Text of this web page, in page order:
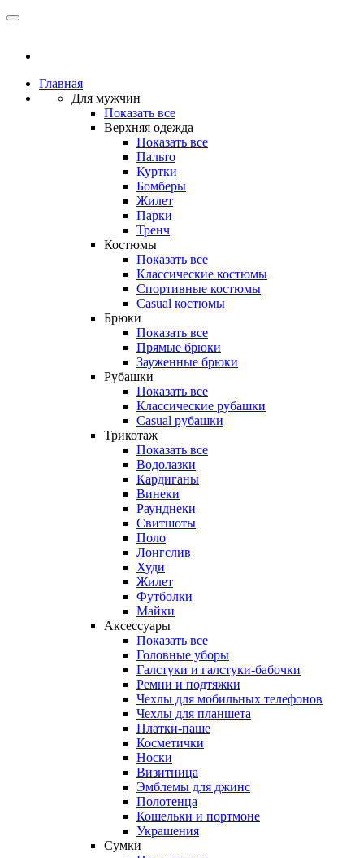
Главная
Для мужчин
Показать все
Верхняя одежда
Показать все
Пальто
Куртки
Бомберы
Жилет
Парки
Тренч
Костюмы
Показать все
Классические костюмы
Спортивные костюмы
Casual костюмы
Брюки
Показать все
Прямые брюки
Зауженные брюки
Рубашки
Показать все
Классические рубашки
Casual рубашки
Трикотаж
Показать все
Водолазки
Кардиганы
Винеки
Раунднеки
Свитшоты
Поло
Лонгслив
Худи
Жилет
Футболки
Майки
Аксессуары
Показать все
Головные уборы
Галстуки и галстуки-бабочки
Ремни и подтяжки
Чехлы для мобильных телефонов
Чехлы для планшета
Платки-паше
Косметички
Носки
Визитница
Эмблемы для джинс
Полотенца
Кошельки и портмоне
Украшения
Сумки